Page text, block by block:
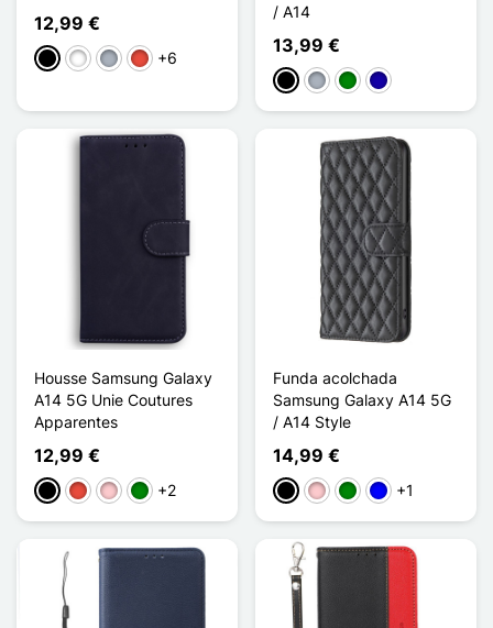
12,99 €
NegroBlanco
Gris Rojo+6
/ A14
13,99 €
NegroGris VerdeAzul oscuro
Housse Samsung Galaxy
A14 5G Unie Coutures
Apparentes
12,99 €
NegroRojoRosaVerde
+2
Funda acolchada
Samsung Galaxy A14 5G
/ A14 Style
14,99 €
NegroRosaVerdeAzul+1